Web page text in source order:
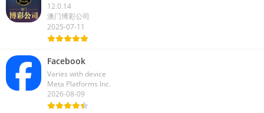
12.0.14
澳门博彩公司
2025-07-11
Facebook
Varies with device
Meta Platforms Inc.
2026-08-09